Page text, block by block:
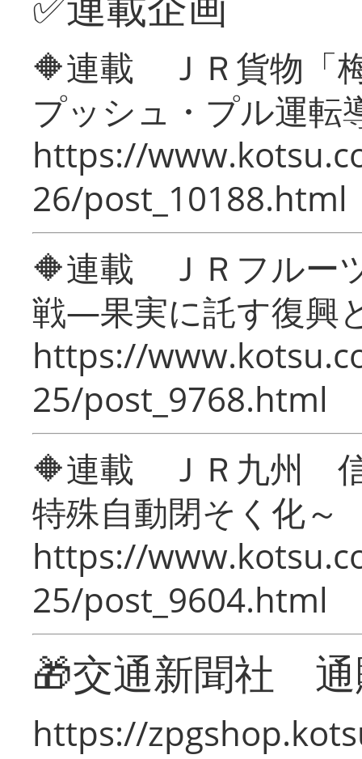
🔶連載 ＪＲ貨物「
プッシュ・プル運転
https://
26/post_10188.html
🔶連載 ＪＲフルー
戦―果実に託す復興
https://
25/post_9768.html
🔶連載 ＪＲ九州 信
特殊自動閉そく化～
https://
25/post_9604.html
🎁交通新聞社
https://